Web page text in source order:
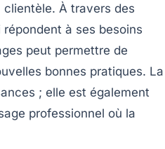
À travers des
à ses besoins
peut permettre de
bonnes pratiques. La
; elle est également
professionnel où la